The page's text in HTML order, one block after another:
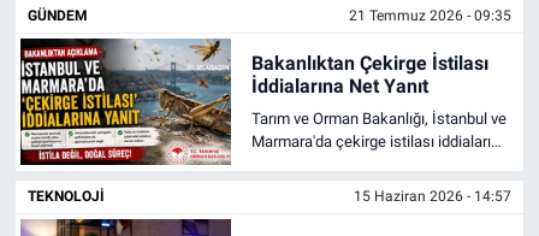
Hazine ve Maliye Bakanı Mehmet
eleştirerek dikkat çeken
açıklamalarda bulundu.
GÜNDEM 21 Temmuz 2026 - 09:35
Bakanlıktan Çekirge İstilası
İddialarına Net Yanıt
Tarım ve Orman Bakanlığı, İstanbul ve
Marmara'da çekirge istilası iddialarını
bir popülasyon bulunmadığı açıklandı.
TEKNOLOJI 15 Haziran 2026 - 14:57
Sağlık
Eğitim
Ekonomi
Dünya